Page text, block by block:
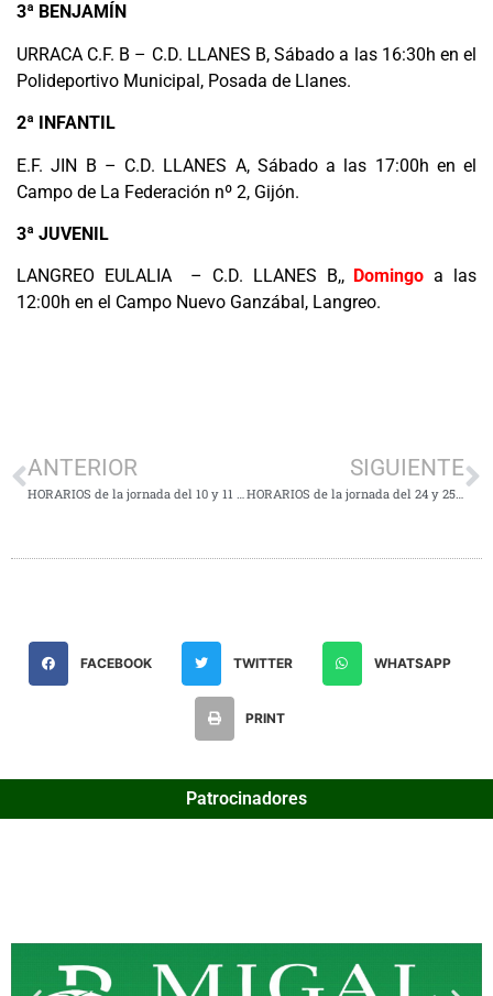
3ª BENJAMÍN
URRACA C.F. B – C.D. LLANES B, Sábado a las 16:30h en el
Polideportivo Municipal, Posada de Llanes.
2ª INFANTIL
E.F. JIN B – C.D. LLANES A, Sábado a las 17:00h en el
Campo de La Federación nº 2, Gijón.
3ª JUVENIL
LANGREO EULALIA – C.D. LLANES B,, Domingo a las
12:00h en el Campo Nuevo Ganzábal, Langreo.
ANTERIOR
HORARIOS de la jornada del 10 y 11 de Noviembre
SIGUIENTE
HORARIOS de la jornada del 24 y 25 de Noviembre
FACEBOOK TWITTER WHATSAPP
PRINT
Patrocinadores